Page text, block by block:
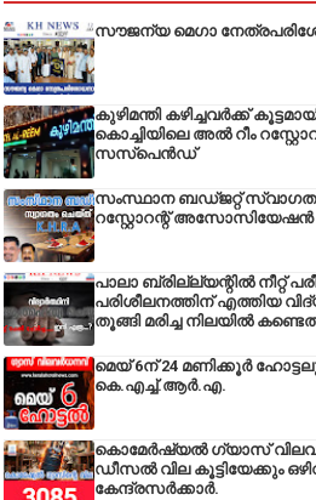
സൗജന്യ മെഗാ
കുഴിമന്തി കഴിച്ചവർക്ക്
കൊച്ചിയിലെ അൽ റീം
സസ്പെൻഡ്
സംസ്ഥാന ബഡ്‌ജറ്റ്
റസ്റ്റോറന്റ് അസോസിയേഷൻ
പാലാ ബ്രില്ല്യന്റിൽ നീറ്റ്
പരിശീലനത്തിന് എത്തിയ
തൂങ്ങി മരിച്ച നിലയിൽ
മെയ് 6ന് 24 മണിക്കൂർ
കെ.എച്ച്.ആർ.എ.
കൊമേർഷ്യൽ ഗ്യാസ്
ഡീസല്‍ വില കൂട്ടിയേക്കും
കേന്ദ്രസര്‍ക്കാര്‍.